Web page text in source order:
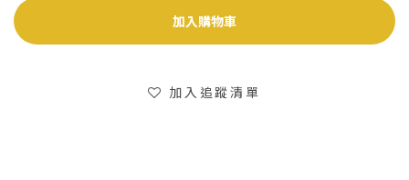
加入購物車
加入追蹤清單